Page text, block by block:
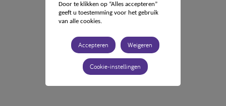
Door te klikken op “Alles accepteren”
geeft u toestemming voor het gebruik
van alle cookies.
Accepteren Weigeren
Cookie-instellingen